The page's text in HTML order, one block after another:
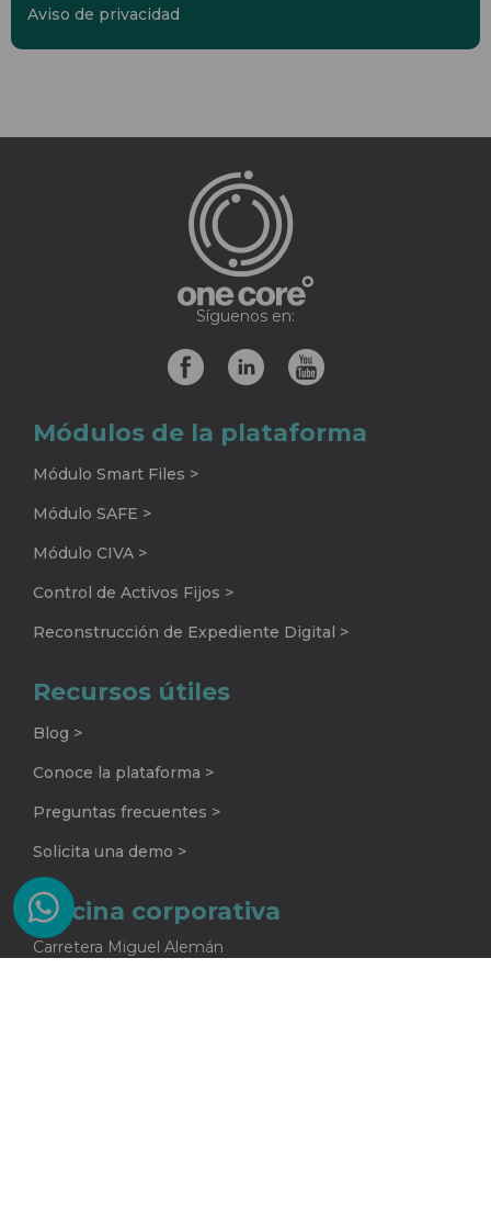
Aviso de privacidad
Síguenos en:
Módulos de la plataforma
Módulo Smart Files >
Módulo SAFE >
Módulo CIVA >
Control de Activos Fijos >
Reconstrucción de Expediente Digital >
Recursos útiles
Blog >
Conoce la plataforma >
Preguntas frecuentes >
Solicita una demo >
Oficina corporativa
Carretera Miguel Alemán